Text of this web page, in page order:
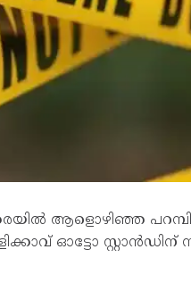
ആളൊഴിഞ്ഞ
ഓട്ടോ സ്റ്റാൻഡിന്